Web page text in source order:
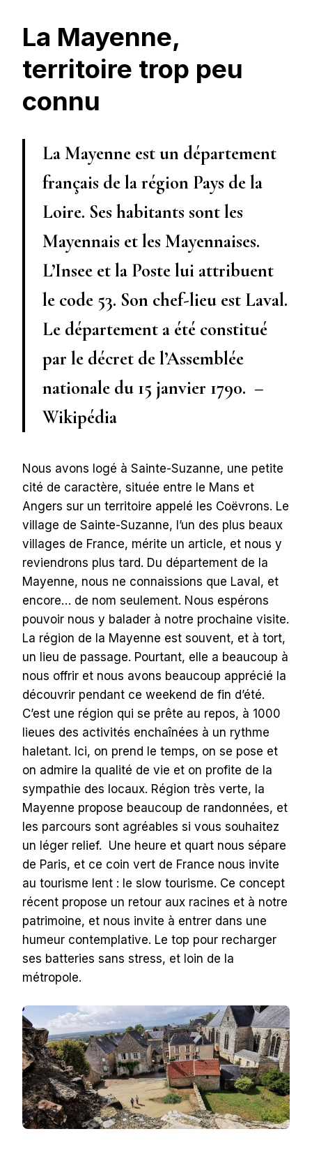
La Mayenne,
territoire trop peu
connu
La Mayenne est un département
français de la région Pays de la
Loire. Ses habitants sont les
Mayennais et les Mayennaises.
L’Insee et la Poste lui attribuent
le code 53. Son chef-lieu est Laval.
Le département a été constitué
par le décret de l’Assemblée
nationale du 15 janvier 1790. –
Wikipédia
Nous avons logé à Sainte-Suzanne, une petite
cité de caractère, située entre le Mans et
Angers sur un territoire appelé les Coëvrons. Le
village de Sainte-Suzanne, l’un des plus beaux
villages de France, mérite un article, et nous y
reviendrons plus tard. Du département de la
Mayenne, nous ne connaissions que Laval, et
encore… de nom seulement. Nous espérons
pouvoir nous y balader à notre prochaine visite.
La région de la Mayenne est souvent, et à tort,
un lieu de passage. Pourtant, elle a beaucoup à
nous offrir et nous avons beaucoup apprécié la
découvrir pendant ce weekend de fin d’été.
C’est une région qui se prête au repos, à 1000
lieues des activités enchaînées à un rythme
haletant. Ici, on prend le temps, on se pose et
on admire la qualité de vie et on profite de la
sympathie des locaux. Région très verte, la
Mayenne propose beaucoup de randonnées, et
les parcours sont agréables si vous souhaitez
un léger relief. Une heure et quart nous sépare
de Paris, et ce coin vert de France nous invite
au tourisme lent : le slow tourisme. Ce concept
récent propose un retour aux racines et à notre
patrimoine, et nous invite à entrer dans une
humeur contemplative. Le top pour recharger
ses batteries sans stress, et loin de la
métropole.